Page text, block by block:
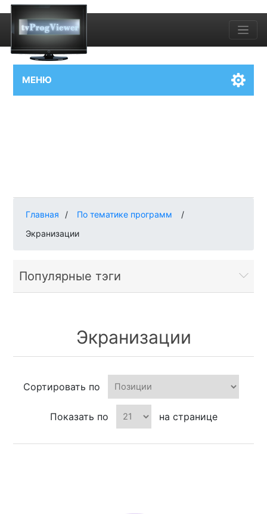
МЕНЮ
Главная / По тематике программ
/
Экранизации
Популярные тэги
Экранизации
Сортировать по
Показать по на странице